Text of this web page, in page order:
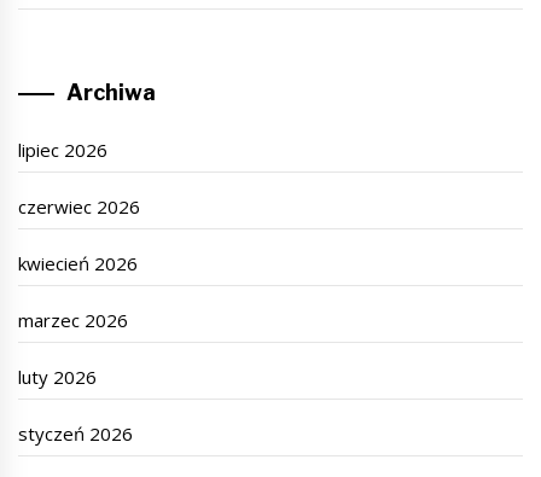
Archiwa
lipiec 2026
czerwiec 2026
kwiecień 2026
marzec 2026
luty 2026
styczeń 2026